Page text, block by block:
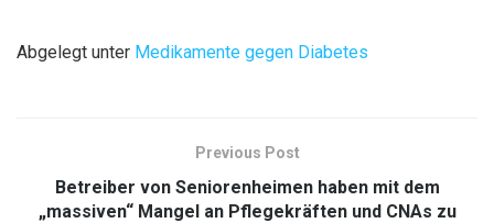
Abgelegt unter Medikamente gegen Diabetes
Previous Post
Betreiber von Seniorenheimen haben mit dem
„massiven“ Mangel an Pflegekräften und CNAs zu